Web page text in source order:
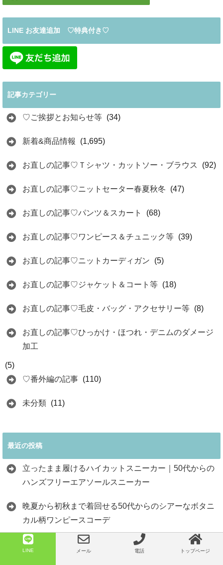
LINE お友達追加 ♡特典付き♡
記事カテゴリー
♡ご挨拶とお知らせ等 (34)
新着&商品情報 (1,695)
お直しの記事♡Ｔシャツ・カットソー・ブラウス (92)
お直しの記事♡ニットセーター春夏秋冬 (47)
お直しの記事♡パンツ＆スカート (68)
お直しの記事♡ワンピース＆チュニック等 (39)
お直しの記事♡ニットカーディガン (5)
お直しの記事♡ジャケット＆コート等 (18)
お直しの記事♡毛皮・バッグ・アクセサリー等 (8)
お直しの記事♡ひっかけ・ほつれ・デニムのダメージ
加工
(5)
♡番外編の記事 (110)
未分類 (11)
最近の投稿
立ったまま履けるハイカットスニーカー｜50代からの
ハンズフリーエアソールスニーカー
晩夏から初秋まで着回せる50代からのシアーなボタニ
カル柄ワンピースコーデ
前後で表情が変わる配色ニット｜50代から楽しむ晩夏
LINE メール 電話 トップページ